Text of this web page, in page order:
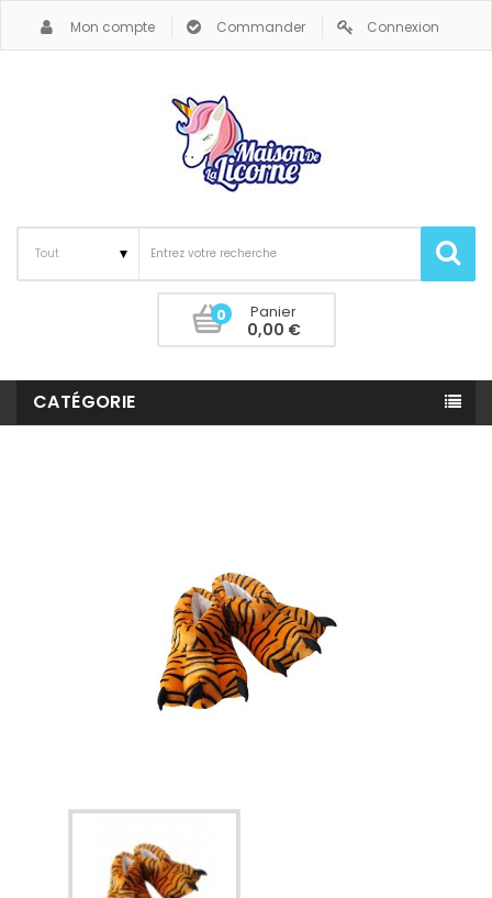
Mon compte Commander Connexion
Panier
0
0,00 €
CATÉGORIE